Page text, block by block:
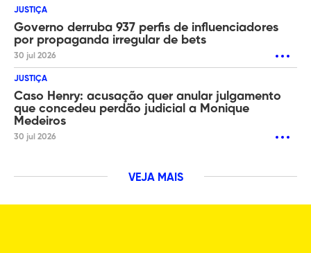
JUSTIÇA
Governo derruba 937 perfis de influenciadores
por propaganda irregular de bets
30 jul 2026
JUSTIÇA
Caso Henry: acusação quer anular julgamento
que concedeu perdão judicial a Monique
Medeiros
30 jul 2026
VEJA MAIS